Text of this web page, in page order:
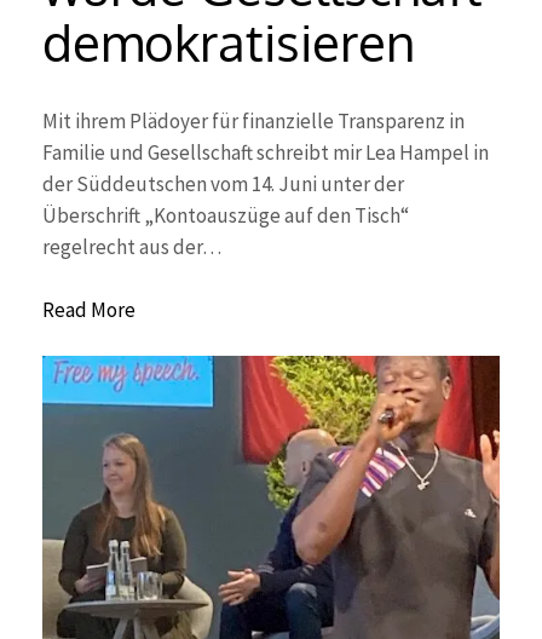
demokratisieren
Mit ihrem Plädoyer für finanzielle Transparenz in
Familie und Gesellschaft schreibt mir Lea Hampel in
der Süddeutschen vom 14. Juni unter der
Überschrift „Kontoauszüge auf den Tisch“
regelrecht aus der…
Read More